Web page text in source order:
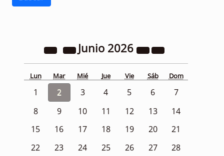
Junio 2026
Lun Mar Mié Jue Vie Sáb Dom
1 2 3 4 5 6
7
8
9 10 11 12 13
14
15
16 17 18 19 20
21
22
23 24 25 26 27
28